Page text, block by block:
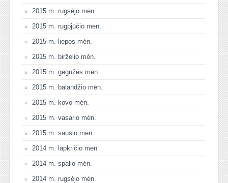
2015 m. rugsėjo mėn.
2015 m. rugpjūčio mėn.
2015 m. liepos mėn.
2015 m. birželio mėn.
2015 m. gegužės mėn.
2015 m. balandžio mėn.
2015 m. kovo mėn.
2015 m. vasario mėn.
2015 m. sausio mėn.
2014 m. lapkričio mėn.
2014 m. spalio mėn.
2014 m. rugsėjo mėn.